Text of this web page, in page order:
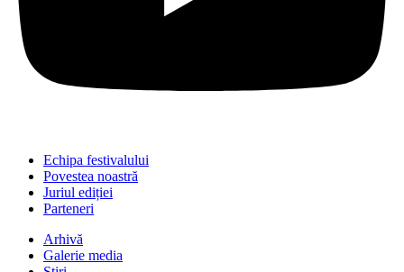
Echipa festivalului
Povestea noastră
Juriul ediției
Parteneri
Arhivă
Galerie media